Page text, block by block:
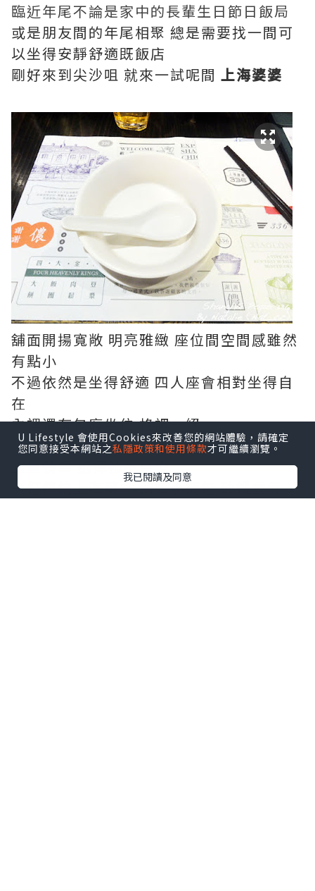
臨近年尾不論是家中的長輩生日節日飯局
或是朋友間的年尾相聚 總是需要找一間可
以坐得安靜舒適既飯店
剛好來到尖沙咀 就來一試呢間 上海婆婆
舖面開揚寬敞 明亮雅緻 座位間空間感雖然
有點小
不過依然是坐得舒適 四人座會相對坐得自
在
內裡還有包廂坐位 格調一絕
望望餐單 選擇都不算少
主打傳統上海菜式 例如小籠包 砂鍋雲吞
U Lifestyle 會使用Cookies來改善您的網站體驗，請確定
您同意接受本網站之私隱政策和使用條款才可繼續瀏覽。
我已閱讀及同意